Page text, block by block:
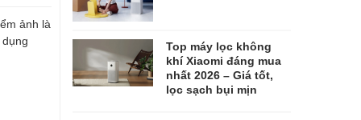
ảnh là
Top máy lọc không
khí Xiaomi đáng mua
nhất 2026 – Giá tốt,
lọc sạch bụi mịn